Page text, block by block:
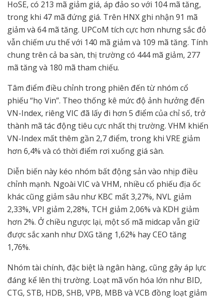
HoSE, có 213 mã giảm giá, áp đảo so với 104 mã tăng,
trong khi 47 mã đứng giá. Trên HNX ghi nhận 91 mã
giảm và 64 mã tăng. UPCoM tích cực hơn nhưng sắc đỏ
vẫn chiếm ưu thế với 140 mã giảm và 109 mã tăng. Tính
chung trên cả ba sàn, thị trường có 444 mã giảm, 277
mã tăng và 180 mã tham chiếu.
Tâm điểm điều chỉnh trong phiên đến từ nhóm cổ
phiếu “họ Vin”. Theo thống kê mức độ ảnh hưởng đến
VN-Index, riêng VIC đã lấy đi hơn 5 điểm của chỉ số, trở
thành mã tác động tiêu cực nhất thị trường. VHM khiến
VN-Index mất thêm gần 2,7 điểm, trong khi VRE giảm
hơn 6,4% và có thời điểm rơi xuống giá sàn.
Diễn biến này kéo nhóm bất động sản vào nhịp điều
chỉnh mạnh. Ngoài VIC và VHM, nhiều cổ phiếu địa ốc
khác cũng giảm sâu như KBC mất 3,27%, NVL giảm
2,33%, VPI giảm 2,28%, TCH giảm 2,06% và KDH giảm
hơn 2%. Ở chiều ngược lại, một số mã midcap vẫn giữ
được sắc xanh như DXG tăng 1,62% hay CEO tăng
1,76%.
Nhóm tài chính, đặc biệt là ngân hàng, cũng gây áp lực
đáng kể lên thị trường. Loạt mã vốn hóa lớn như BID,
CTG, STB, HDB, SHB, VPB, MBB và VCB đồng loạt giảm